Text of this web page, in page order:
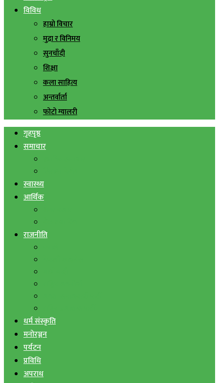
विविध
हाम्रो विचार
मुद्रा र विनिमय
सुनचाँदी
शिक्षा
कला साहित्य
अन्तर्वार्ता
फोटो ग्यालरी
गृहपृष्ठ
समाचार
स्वास्थ्य
आर्थिक
राजनीति
धर्म संस्कृति
मनोरञ्जन
पर्यटन
प्रविधि
अपराध